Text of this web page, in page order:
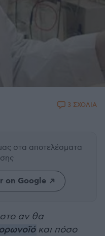
3 ΣΧΟΛΙΑ
στα αποτελέσματα
on Google
αν θα
και πόσο